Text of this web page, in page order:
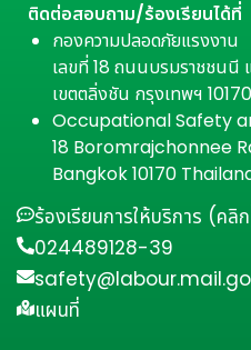
ติดต่อสอบถาม/ร้องเรียนได้ที่
กองความปลอดภัยแรงงาน
เลขที่ 18 ถนนบรมราชชนนี
เขตตลิ่งชัน กรุงเทพฯ 10170
Occupational Safety
18 Boromrajchonnee
Bangkok 10170
ร้องเรียนการให้บริการ (คลิ
024489128-39
แผนที่